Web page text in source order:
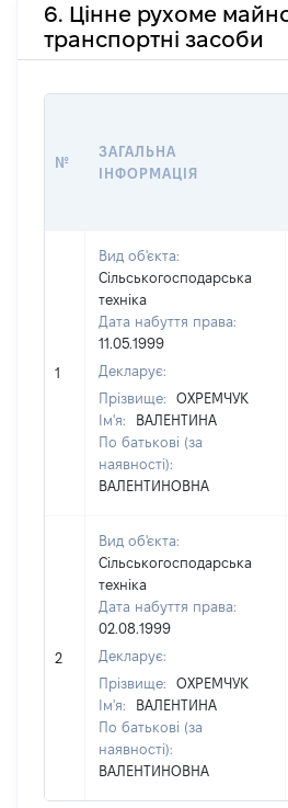
6. Цінне рухоме
транспортні засоби
№
ЗАГАЛЬНА
ІНФОРМАЦІЯ
1
Вид об'єкта:
Сільськогосподарська
техніка
Дата набуття права:
11.05.1999
Декларує:
Прізвище:
ОХРЕМЧУК
Ім'я:
ВАЛЕНТИНА
По батькові (за
наявності):
ВАЛЕНТИНОВНА
2
Вид об'єкта:
Сільськогосподарська
техніка
Дата набуття права:
02.08.1999
Декларує:
Прізвище:
ОХРЕМЧУК
Ім'я:
ВАЛЕНТИНА
По батькові (за
наявності):
ВАЛЕНТИНОВНА